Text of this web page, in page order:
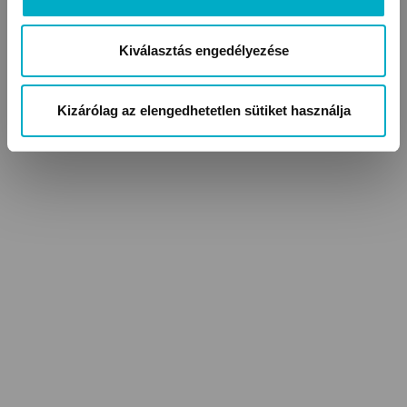
Kiválasztás engedélyezése
Kizárólag az elengedhetetlen sütiket használja